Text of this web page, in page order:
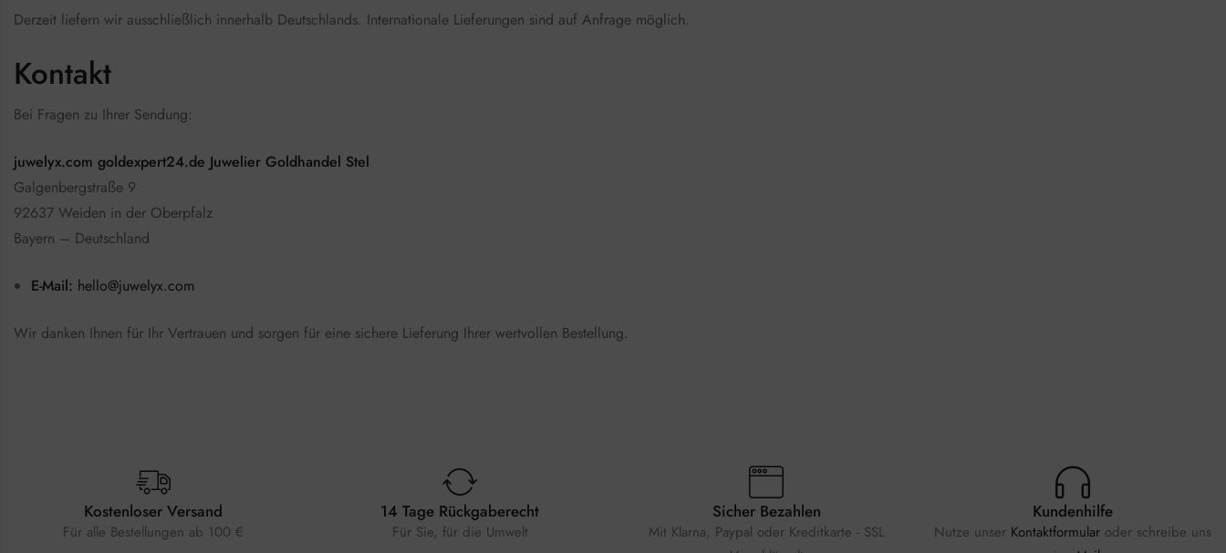
Derzeit liefern wir ausschließlich innerhalb Deutschlands. Internationale Lieferungen sind auf Anfrage möglich.
Kontakt
Bei Fragen zu Ihrer Sendung:
juwelyx.com goldexpert24.de Juwelier Goldhandel Stel
Galgenbergstraße 9
92637 Weiden in der Oberpfalz
Bayern – Deutschland
E-Mail: hello@juwelyx.com
Wir danken Ihnen für Ihr Vertrauen und sorgen für eine sichere Lieferung Ihrer wertvollen Bestellung.
Kostenloser Versand
Für alle Bestellungen ab 100 €
14 Tage Rückgaberecht
Für Sie, für die Umwelt
Sicher Bezahlen
Mit Klarna, Paypal oder Kreditkarte - SSL
Kundenhilfe
Nutze unser Kontaktformular oder schreibe uns